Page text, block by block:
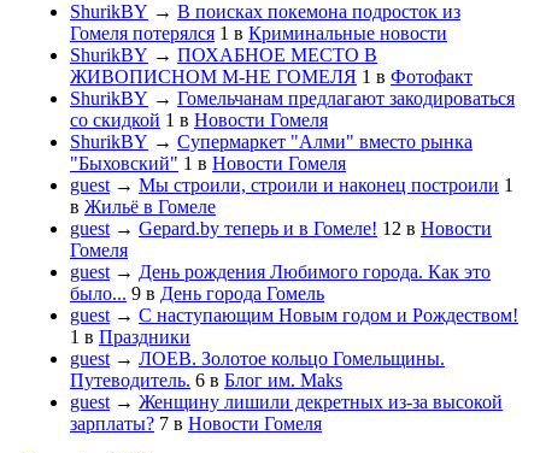
ShurikBY → В поисках покемона подросток из
Гомеля потерялся 1 в Криминальные новости
ShurikBY → ПОХАБНОЕ МЕСТО В
ЖИВОПИСНОМ М-НЕ ГОМЕЛЯ 1 в Фотофакт
ShurikBY → Гомельчанам предлагают закодироваться
со скидкой 1 в Новости Гомеля
ShurikBY → Супермаркет "Алми" вместо рынка
"Быховский" 1 в Новости Гомеля
guest → Мы строили, строили и наконец построили 1
в Жильё в Гомеле
guest → Gepard.by теперь и в Гомеле! 12 в Новости
Гомеля
guest → День рождения Любимого города. Как это
было... 9 в День города Гомель
guest → С наступающим Новым годом и Рождеством!
1 в Праздники
guest → ЛОЕВ. Золотое кольцо Гомельщины.
Путеводитель. 6 в Блог им. Maks
guest → Женщину лишили декретных из-за высокой
зарплаты? 7 в Новости Гомеля